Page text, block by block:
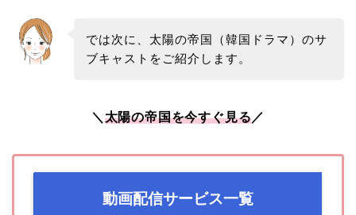
では次に、太陽の帝国（韓国ドラマ）のサ
ブキャストをご紹介します。
＼ 太陽の帝国を今すぐ見る／
動画配信サービス一覧